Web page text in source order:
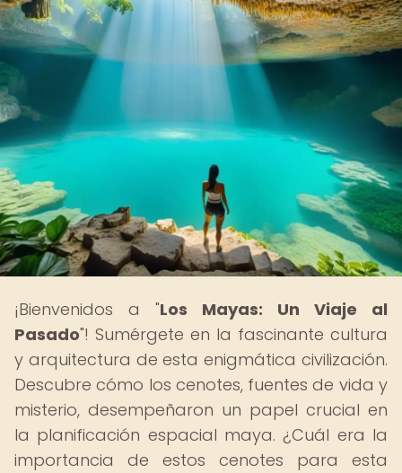
¡Bienvenidos a "Los Mayas: Un Viaje al
Pasado"! Sumérgete en la fascinante cultura
y arquitectura de esta enigmática civilización.
Descubre cómo los cenotes, fuentes de vida y
misterio, desempeñaron un papel crucial en
la planificación espacial maya. ¿Cuál era la
importancia de estos cenotes para esta